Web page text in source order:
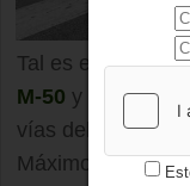
Tal es el caso de
M-50 y puntos
vías del
Metro
Máximo Trueba.